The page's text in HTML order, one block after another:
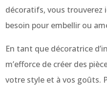
décoratifs, vous trouverez
besoin pour embellir ou
En tant que décoratrice
m’efforce de créer des
votre style et à vos goûts.